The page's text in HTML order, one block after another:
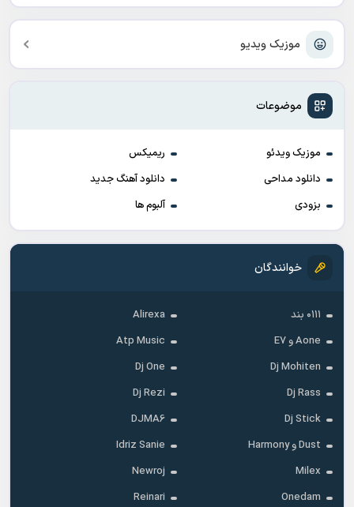
موزیک ویدیو
موضوعات
موزیک ویدئو
ریمیکس
دانلود مداحی
دانلود آهنگ جدید
بزودی
آلبوم ها
خوانندگان
۰۱۱۱ بند
Alirexa
Aone و E7
Atp Music
Dj Mohiten
Dj One
Dj Rass
Dj Rezi
Dj Stick
DJMA6
Dust و Harmony
Idriz Sanie
Milex
Newroj
Onedam
Reinari